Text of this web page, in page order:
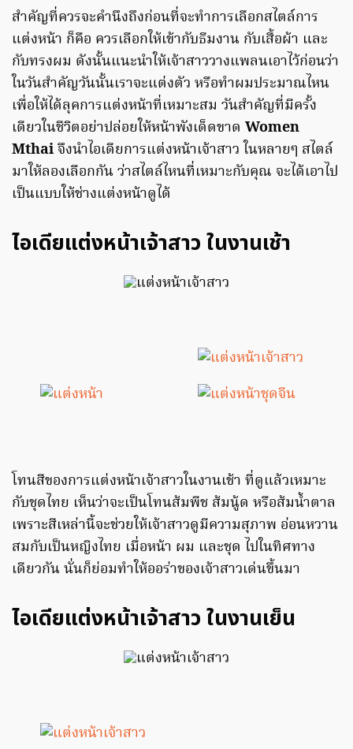
สำคัญที่ควรจะคำนึงถึงก่อนที่จะทำการเลือกสไตล์การ
แต่งหน้า ก็คือ ควรเลือกให้เข้ากับธีมงาน กับเสื้อผ้า และ
กับทรงผม ดังนั้นแนะนำให้เจ้าสาววางแพลนเอาไว้ก่อนว่า
ในวันสำคัญวันนั้นเราจะแต่งตัว หรือทำผมประมาณไหน
เพื่อให้ได้ลุคการแต่งหน้าที่เหมาะสม วันสำคัญที่มีครั้ง
เดียวในชีวิตอย่าปล่อยให้หน้าพังเด็ดขาด Women
Mthaiจึงนำไอเดียการแต่งหน้าเจ้าสาว ในหลายๆ สไตล์
มาให้ลองเลือกกัน ว่าสไตล์ไหนที่เหมาะกับคุณ จะได้เอาไป
เป็นแบบให้ช่างแต่งหน้าดูได้
ไอเดียแต่งหน้าเจ้าสาว ในงานเช้า
โทนสีของการแต่งหน้าเจ้าสาวในงานเช้า ที่ดูแล้วเหมาะ
กับชุดไทย เห็นว่าจะเป็นโทนส้มพีช ส้มนู้ด หรือส้มน้ำตาล
เพราะสีเหล่านี้จะช่วยให้เจ้าสาวดูมีความสุภาพ อ่อนหวาน
สมกับเป็นหญิงไทย เมื่อหน้า ผม และชุด ไปในทิศทาง
เดียวกัน นั่นก็ย่อมทำให้ออร่าของเจ้าสาวเด่นขึ้นมา
ไอเดียแต่งหน้าเจ้าสาว ในงานเย็น